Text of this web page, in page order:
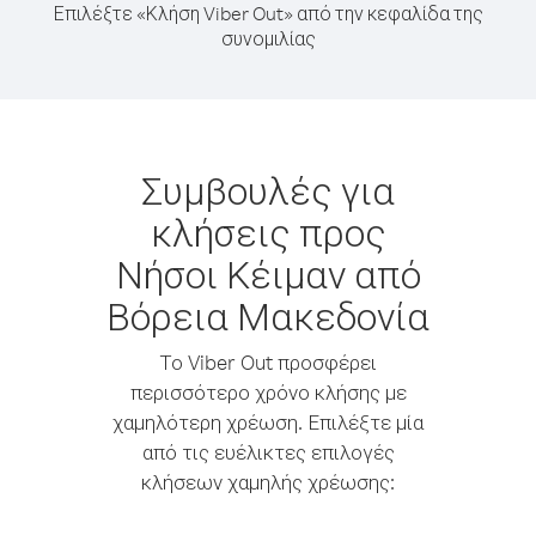
Επιλέξτε «Κλήση Viber Out» από την κεφαλίδα της
συνομιλίας
Συμβουλές για
κλήσεις προς
Νήσοι Κέιμαν από
Βόρεια Μακεδονία
Το Viber Out προσφέρει
περισσότερο χρόνο κλήσης με
χαμηλότερη χρέωση. Επιλέξτε μία
από τις ευέλικτες επιλογές
κλήσεων χαμηλής χρέωσης: